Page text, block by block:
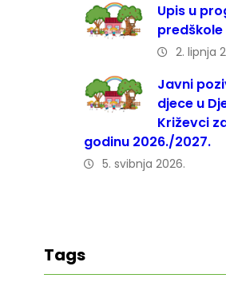
Upis u
predškole
2. lipnja
Javni
djece u
Križevci
godinu 2026./2027.
5. svibnja 2026.
Tags